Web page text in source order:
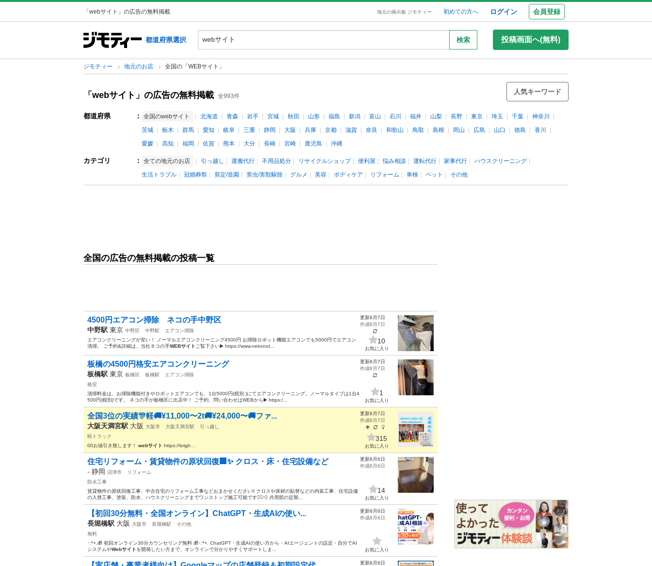
「webサイト」の広告の無料掲載 地元の掲示板 ジモティー 初めての方へ ログイン 会員登録
都道府県選択 検索 投稿画面へ(無料)
ジモティー 地元のお店 全国の「WEBサイト」
「webサイト」の広告の無料掲載 全993件
人気キーワード
都道府県 ： 全国のwebサイト 北海道 青森 岩手 宮城 秋田 山形 福島 新潟 富山 石川 福井 山梨 長野 東京 埼玉 千葉
神奈川
茨城
栃木 群馬 愛知 岐阜 三重 静岡 大阪 兵庫 京都 滋賀 奈良 和歌山 鳥取 島根 岡山 広島 山口 徳島
香川
愛媛
高知 福岡 佐賀 熊本 大分 長崎 宮崎 鹿児島 沖縄
カテゴリ ： 全ての地元のお店 引っ越し 運搬代行 不用品処分 リサイクルショップ 便利屋 悩み相談 運転代行 家事代行
ハウスクリーニング
生活トラブル
冠婚葬祭 剪定/造園 害虫/害獣駆除 グルメ 美容 ボディケア リフォーム 車検 ペット その他
全国の広告の無料掲載の投稿一覧
4500円エアコン掃除 ネコの手中野区
中野駅 東京 中野区 中野駅
エアコン掃除
エアコンクリーニングが安い！ ノーマルエアコンクリーニング4500円 お掃除ロボット機能エアコンでも5000円でエアコン
清掃。 ご予約&詳細は、当社ネコの手WEBサイト ご覧下さい▶️ https://www.nekonot...
更新8月7日
作成8月7日
10
お気に入り
板橋の4500円格安エアコンクリーニング
板橋駅 東京 板橋区 板橋駅
エアコン掃除
格安
清掃料金は、お掃除機能付きやロボットエアコンでも、1台5000円(税別 )にてエアコンクリーニング。ノーマルタイプは1台4
500円(税別)です。 ネコの手が板橋区に出店中！ ご予約、問い合わせはWEBから▶️ https:/...
更新8月7日
作成8月7日
1
お気に入り
全国3位の実績🎊軽🚚¥11,000〜2t🚚¥24,000〜🚚ファ...
大阪天満宮駅 大阪 大阪市 大阪天満宮駅
引っ越し
軽トラック
00お値引き致します！ webサイト https://brigh…
更新8月7日
作成8月7日
315
お気に入り
住宅リフォーム・賃貸物件の原状回復🏢✨ クロス・床・住宅設備など
- 静岡 沼津市
リフォーム
防水工事
賃貸物件の原状回復工事、中古住宅のリフォーム工事などおまかせください‼️ クロスや床材の貼替などの内装工事、住宅設備
の入替工事、塗装、防水、ハウスクリーニングまでワンストップ施工可能です🏃‍♀️💨 共用部の定期...
更新8月6日
作成8月6日
14
お気に入り
【初回30分無料・全国オンライン】ChatGPT・生成AIの使い...
長堀橋駅 大阪 大阪市 長堀橋駅
その他
無料
･:*+.🎁 初回オンライン30分カウンセリング無料 🎁･:*+. ChatGPT・生成AIの使い方から・AIエージェントの設定・自分でAI
システムやWebサイト を開発したい方まで、オンラインで分かりやすくサポートしま...
更新8月6日
作成8月6日
お気に入り
更新8月6日